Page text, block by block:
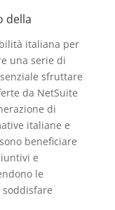
della
italiana per
una serie di
sfruttare
da NetSuite
di
italiane e
beneficiare
e
le